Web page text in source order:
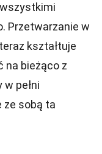
Przetwarzanie w
kształtuje
na bieżąco z
pełni
ze sobą ta